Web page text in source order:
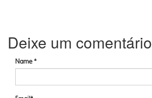
Deixe um comentário
Name *